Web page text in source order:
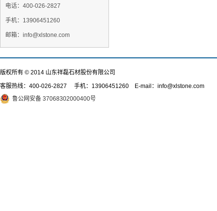
电话：400-026-2827
手机：13906451260
邮箱：info@xlstone.com
版权所有 © 2014 山东祥磊石材股份有限公司
客服热线： 400-026-2827 手机：13906451260 E-mail：info@xlstone.com
鲁公网安备 37068302000400号